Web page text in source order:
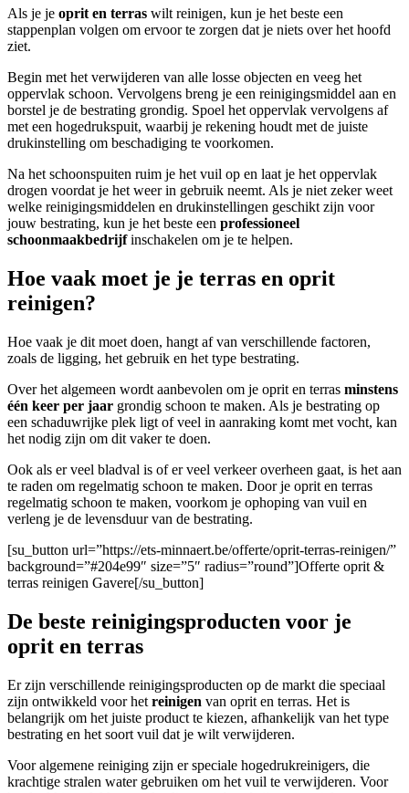
Als je je oprit en terras wilt reinigen, kun je het beste een
stappenplan volgen om ervoor te zorgen dat je niets over het hoofd
ziet.
Begin met het verwijderen van alle losse objecten en veeg het
oppervlak schoon. Vervolgens breng je een reinigingsmiddel aan en
borstel je de bestrating grondig. Spoel het oppervlak vervolgens af
met een hogedrukspuit, waarbij je rekening houdt met de juiste
drukinstelling om beschadiging te voorkomen.
Na het schoonspuiten ruim je het vuil op en laat je het oppervlak
drogen voordat je het weer in gebruik neemt. Als je niet zeker weet
welke reinigingsmiddelen en drukinstellingen geschikt zijn voor
jouw bestrating, kun je het beste een professioneel
schoonmaakbedrijfinschakelen om je te helpen.
Hoe vaak moet je je terras en oprit
reinigen?
Hoe vaak je dit moet doen, hangt af van verschillende factoren,
zoals de ligging, het gebruik en het type bestrating.
Over het algemeen wordt aanbevolen om je oprit en terras minstens
één keer per jaar grondig schoon te maken. Als je bestrating op
een schaduwrijke plek ligt of veel in aanraking komt met vocht, kan
het nodig zijn om dit vaker te doen.
Ook als er veel bladval is of er veel verkeer overheen gaat, is het aan
te raden om regelmatig schoon te maken. Door je oprit en terras
regelmatig schoon te maken, voorkom je ophoping van vuil en
verleng je de levensduur van de bestrating.
[su_button url=”https://ets-minnaert.be/offerte/oprit-terras-reinigen/”
background=”#204e99″ size=”5″ radius=”round”]Offerte oprit &
terras reinigen Gavere[/su_button]
De beste reinigingsproducten voor je
oprit en terras
Er zijn verschillende reinigingsproducten op de markt die speciaal
zijn ontwikkeld voor het reinigen van oprit en terras. Het is
belangrijk om het juiste product te kiezen, afhankelijk van het type
bestrating en het soort vuil dat je wilt verwijderen.
Voor algemene reiniging zijn er speciale hogedrukreinigers, die
krachtige stralen water gebruiken om het vuil te verwijderen. Voor